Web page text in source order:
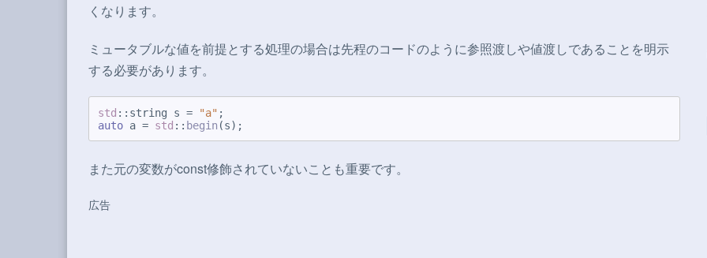
くなります。
ミュータブルな値を前提とする処理の場合は先程のコードのように参照渡しや値渡しであることを明示
する必要があります。
std ::string s = "a"
auto a = std :: begin
また元の変数がconst修飾されていないことも重要です。
広告